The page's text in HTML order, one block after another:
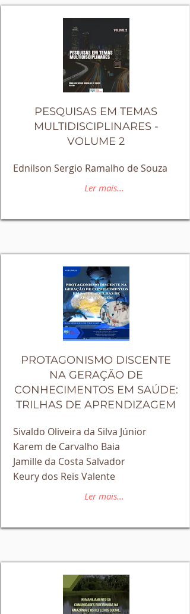
PESQUISAS EM TEMAS
MULTIDISCIPLINARES -
VOLUME 2
Ednilson Sergio Ramalho de Souza
Ler mais...
PROTAGONISMO DISCENTE
NA GERAÇÃO DE
CONHECIMENTOS EM SAÚDE:
TRILHAS DE APRENDIZAGEM
Sivaldo Oliveira da Silva Júnior
Karem de Carvalho Baia
Jamille da Costa Salvador
Keury dos Reis Valente
Ler mais...